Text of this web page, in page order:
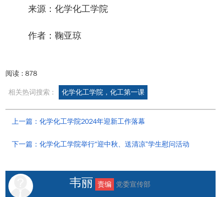
来源：化学化工学院
作者：鞠亚琼
阅读 :878
相关热词搜索 : 化学化工学院，化工第一课
上一篇：化学化工学院2024年迎新工作落幕
下一篇：化学化工学院举行“迎中秋、送清凉”学生慰问活动
韦丽 责编 党委宣传部